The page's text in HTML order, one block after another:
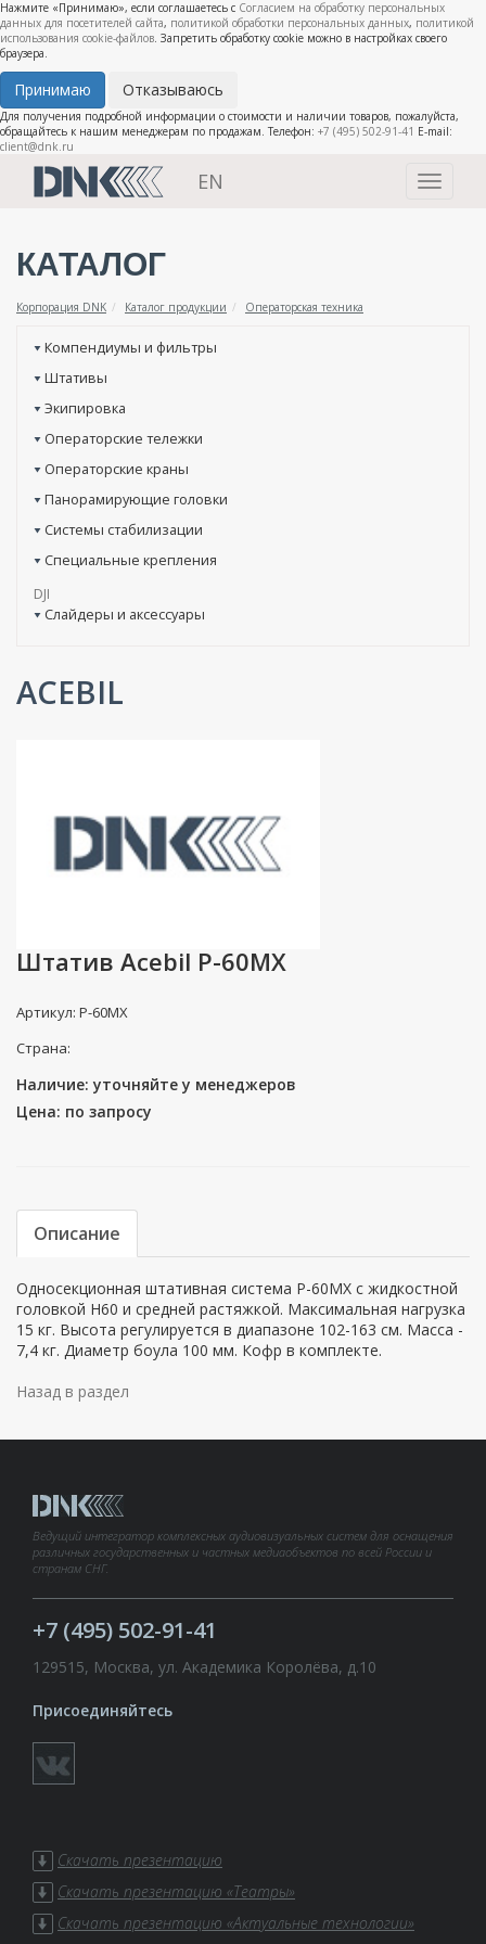
Нажмите «Принимаю», если соглашаетесь с Согласием на обработку персональных
данных для посетителей сайта, политикой обработки персональных данных, политикой
использования cookie-файлов. Запретить обработку cookie можно в настройках своего
браузера.
Принимаю Отказываюсь
Для получения подробной информации о стоимости и наличии товаров, пожалуйста,
обращайтесь к нашим менеджерам по продажам. Телефон: +7 (495) 502-91-41 E-mail:
client@dnk.ru
Toggle
EN
КАТАЛОГ
Корпорация DNK Каталог продукции Операторская техника
Компендиумы и фильтры
Штативы
Экипировка
Операторские тележки
Операторские краны
Панорамирующие головки
Системы стабилизации
Специальные крепления
DJI
Слайдеры и аксессуары
ACEBIL
Штатив Acebil P-60MX
Артикул: P-60MX
Страна:
Наличие: уточняйте у менеджеров
Цена: по запросу
Описание
Односекционная штативная система P-60MX с жидкостной
головкой H60 и средней растяжкой. Максимальная нагрузка
15 кг. Высота регулируется в диапазоне 102-163 см. Масса -
7,4 кг. Диаметр боула 100 мм. Кофр в комплекте.
Назад в раздел
Ведущий интегратор комплексных аудиовизуальных систем для оснащения
различных государственных и частных медиаобъектов по всей России и
странам СНГ.
+7 (495) 502-91-41
129515, Москва, ул. Академика Королёва, д.10
Присоединяйтесь
Скачать презентацию
Скачать презентацию «Театры»
Скачать презентацию «Актуальные технологии»